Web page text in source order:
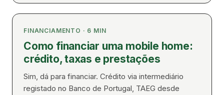
FINANCIAMENTO · 6 MIN
Como financiar uma mobile home:
crédito, taxas e prestações
Sim, dá para financiar. Crédito via intermediário
registado no Banco de Portugal, TAEG desde